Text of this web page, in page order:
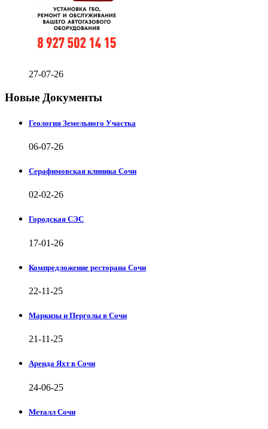
27-07-26
Новые Документы
Геология Земельного Участка
06-07-26
Серафимовская клиника Сочи
02-02-26
Городская СЭС
17-01-26
Компредложение ресторана Сочи
22-11-25
Маркизы и Перголы в Сочи
21-11-25
Аренда Яхт в Сочи
24-06-25
Металл Сочи